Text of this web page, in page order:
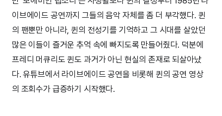
이브에이드 공연까지 그들의 음악 자체를 좀 더 부각했다. 퀸
의 팬뿐만 아니라, 퀸의 전성기를 기억하고 그 시대를 살았던
많은 이들이 즐거운 추억 속에 빠지도록 만들어줬다. 덕분에
프레디 머큐리도 퀸도 과거가 아닌 현실의 존재로 되살아났
다. 유튜브에서 라이브에이드 공연을 비롯해 퀸의 공연 영상
의 조회수가 급증하기 시작했다.